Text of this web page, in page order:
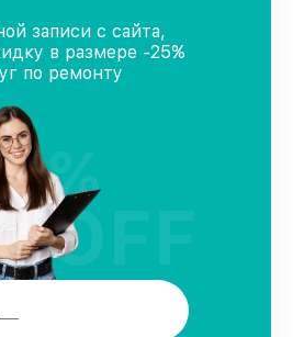
записи с сайта,
в размере -25%
по ремонту
%
OFF